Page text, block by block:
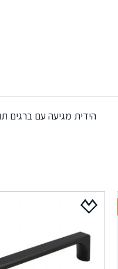
הידית מגיעה עם ברגים